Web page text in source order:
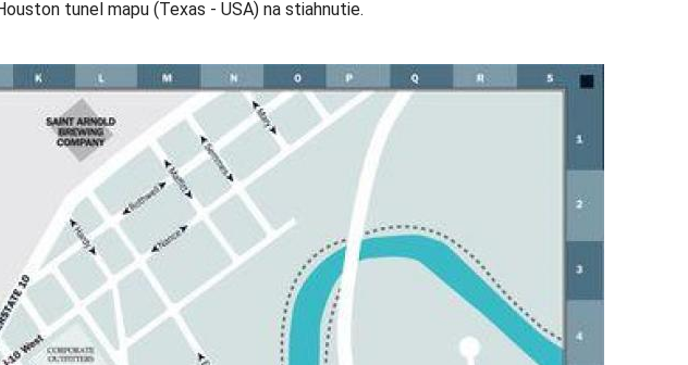
tunel mapu (Texas - USA) na stiahnutie.